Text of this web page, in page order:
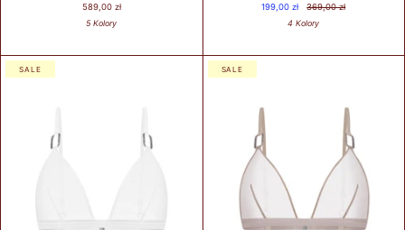
589,00 zł
5 Kolory
199,00 zł
369,00 zł
4 Kolory
SALE SALE